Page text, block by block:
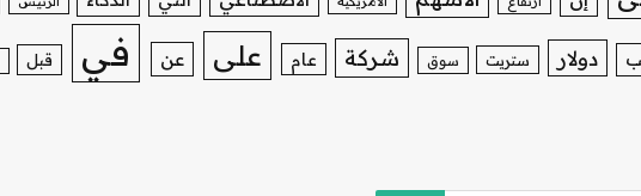
دولار ستريت سوق شركة عام على عن في قبل